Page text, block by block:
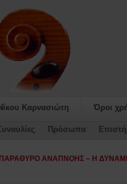
Καρνασιώτη Όροι
Πρόσωπα